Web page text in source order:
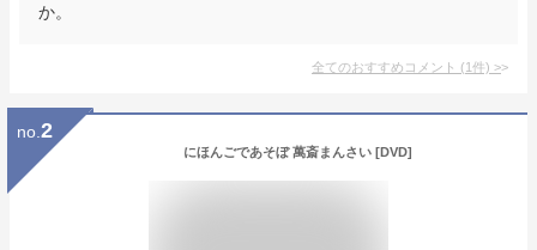
か。
全てのおすすめコメント (1件) >
no. 2
にほんごであそぼ 萬斎まんさい [DVD]